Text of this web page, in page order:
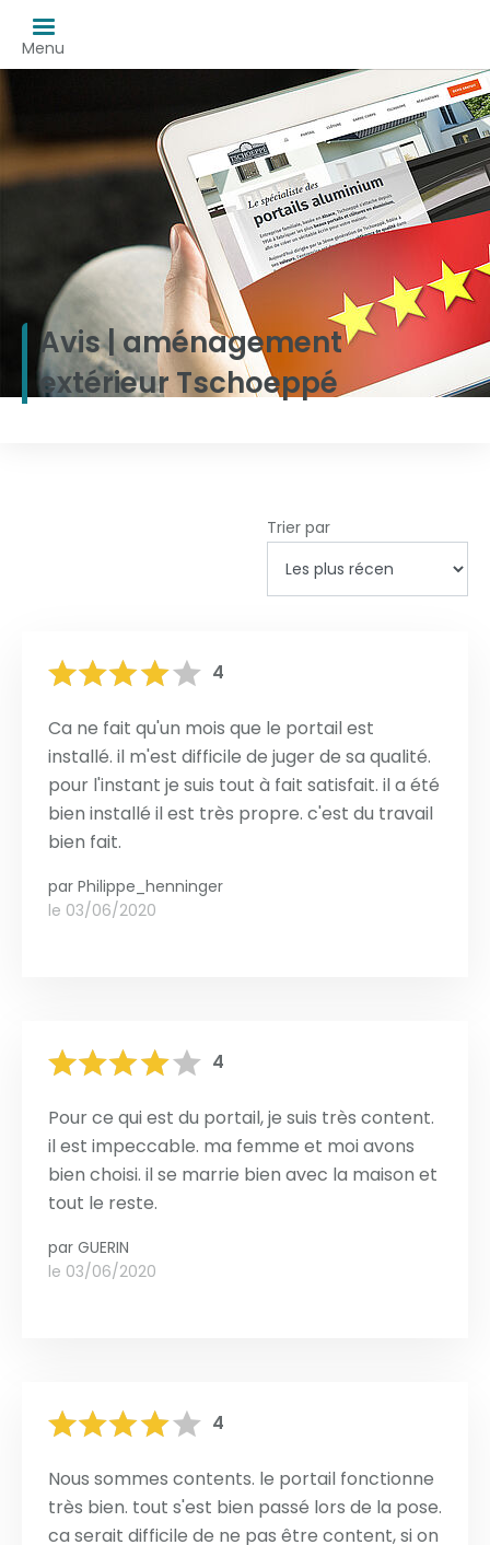
Menu
Avis | aménagement
extérieur Tschoeppé
Trier par
4
Ca ne fait qu'un mois que le portail est
installé. il m'est difficile de juger de sa qualité.
pour l'instant je suis tout à fait satisfait. il a été
bien installé il est très propre. c'est du travail
bien fait.
par Philippe_henninger
le 03/06/2020
4
Pour ce qui est du portail, je suis très content.
il est impeccable. ma femme et moi avons
bien choisi. il se marrie bien avec la maison et
tout le reste.
par GUERIN
le 03/06/2020
4
Nous sommes contents. le portail fonctionne
très bien. tout s'est bien passé lors de la pose.
ca serait difficile de ne pas être content, si on